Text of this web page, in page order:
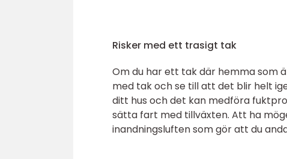
Risker med ett trasigt tak
Om du har ett tak där hemma som
med tak och se till att det blir helt
ditt hus och det kan medföra
sätta fart med tillväxten. Att ha
inandningsluften som gör att du